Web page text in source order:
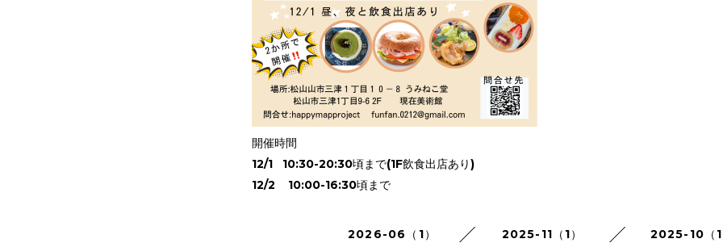
開催時間
12/1 10:30-20:30頃まで(1F飲食出店あり)
12/2 10:00-16:30頃まで
2026-06（1） 2025-11（1） 2025-10（1